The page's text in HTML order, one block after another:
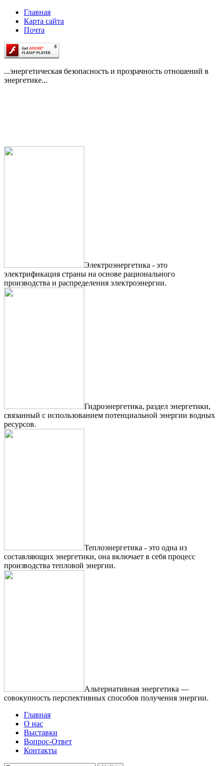
Главная
Карта сайта
Почта
...энергетическая безопасность и прозрачность отношений в
энергетике...
Электроэнергетика - это
электрификация страны на основе рационального
производства и распределения электроэнергии.
Гидроэнергетика, раздел энергетики,
связанный с использованием потенциальной энергии водных
ресурсов.
Теплоэнергетика - это одна из
составляющих энергетики, она включает в себя процесс
производства тепловой энергии.
Альтернативная энергетика —
совокупность перспективных способов получения энергии.
Главная
О нас
Выставки
Вопрос-Ответ
Контакты